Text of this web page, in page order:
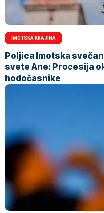
IMOTSKA KRAJINA
Poljica Imotska
svete Ane: Procesija
hodočasnike